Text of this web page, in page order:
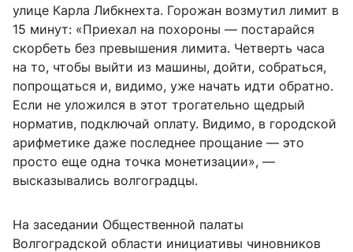
улице Карла Либкнехта. Горожан возмутил лимит в
15 минут: «Приехал на похороны — постарайся
скорбеть без превышения лимита. Четверть часа
на то, чтобы выйти из машины, дойти, собраться,
попрощаться и, видимо, уже начать идти обратно.
Если не уложился в этот трогательно щедрый
норматив, подключай оплату. Видимо, в городской
арифметике даже последнее прощание — это
просто еще одна точка монетизации», —
высказывались волгоградцы.
На заседании Общественной палаты
Волгоградской области инициативы чиновников